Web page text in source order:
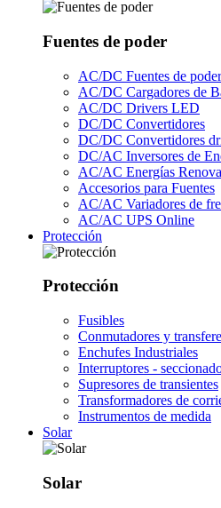
Fuentes de poder
AC/DC Fuentes de poder
AC/DC Cargadores de
AC/DC Drivers LED
DC/DC Convertidores
DC/DC Convertidores
DC/AC Inversores de
AC/AC Energías
Accesorios para Fuentes
AC/AC Variadores de
AC/AC UPS Online
Protección
Protección
Fusibles
Conmutadores y
Enchufes Industriales
Interruptores -
Supresores de transientes
Transformadores de
Instrumentos de medida
Solar
Solar